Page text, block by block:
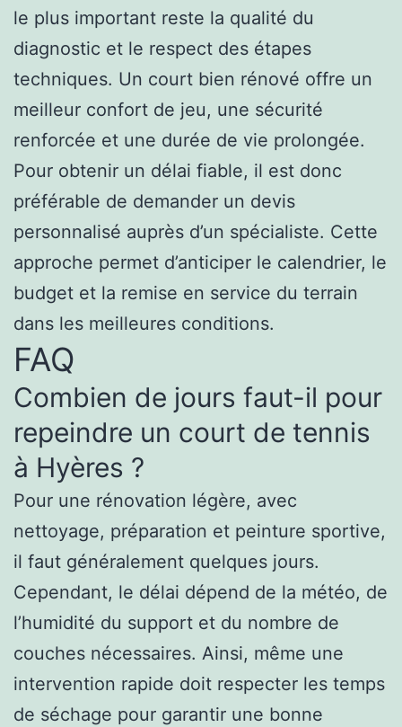
le plus important reste la qualité du
diagnostic et le respect des étapes
techniques. Un court bien rénové offre un
meilleur confort de jeu, une sécurité
renforcée et une durée de vie prolongée.
Pour obtenir un délai fiable, il est donc
préférable de demander un devis
personnalisé auprès d’un spécialiste. Cette
approche permet d’anticiper le calendrier, le
budget et la remise en service du terrain
dans les meilleures conditions.
FAQ
Combien de jours faut-il pour
repeindre un court de tennis
à Hyères ?
Pour une rénovation légère, avec
nettoyage, préparation et peinture sportive,
il faut généralement quelques jours.
Cependant, le délai dépend de la météo, de
l’humidité du support et du nombre de
couches nécessaires. Ainsi, même une
intervention rapide doit respecter les temps
de séchage pour garantir une bonne